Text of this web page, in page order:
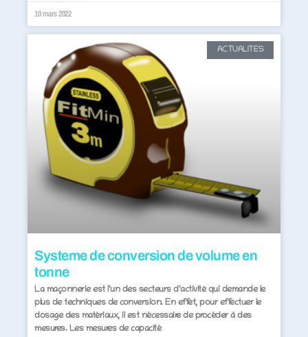
10 mars 2022
ACTUALITES
Systeme de conversion de volume en
tonne
La maçonnerie est l’un des secteurs d’activité qui demande le
plus de techniques de conversion. En effet, pour effectuer le
dosage des matériaux, il est nécessaire de procéder à des
mesures. Les mesures de capacité